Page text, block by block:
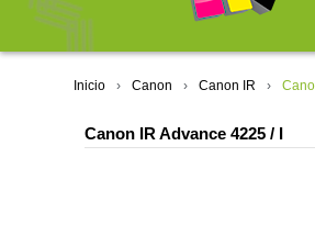
Inicio Canon Canon IR
Canon IR Advance 4225 / I